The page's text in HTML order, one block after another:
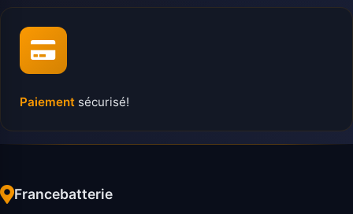
Paiement sécurisé!
Francebatterie